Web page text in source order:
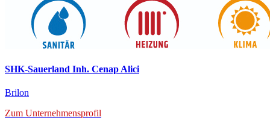
SHK-Sauerland Inh. Cenap Alici
Brilon
Zum Unternehmensprofil